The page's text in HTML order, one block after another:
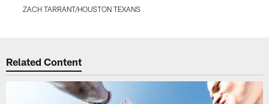
ZACH TARRANT/HOUSTON TEXANS
Related Content